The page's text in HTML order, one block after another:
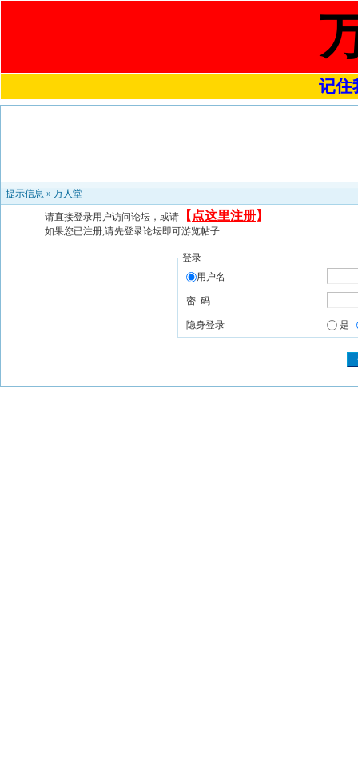
记住
提示信息 » 万人堂
请直接登录用户访问论坛，或请 【 点这里注册】
如果您已注册,请先登录论坛即可游览帖子
登录
用户名
密 码
隐身登录 是